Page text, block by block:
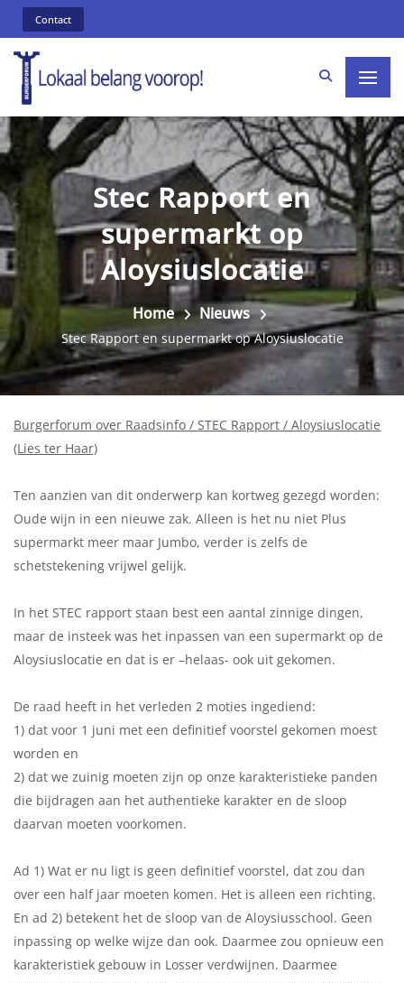
Contact
Stec Rapport en
supermarkt op
Aloysiuslocatie
Home Nieuws
Stec Rapport en supermarkt op Aloysiuslocatie
Burgerforum over Raadsinfo / STEC Rapport / Aloysiuslocatie
(Lies ter Haar)
Ten aanzien van dit onderwerp kan kortweg gezegd worden:
Oude wijn in een nieuwe zak. Alleen is het nu niet Plus
supermarkt meer maar Jumbo, verder is zelfs de
schetstekening vrijwel gelijk.
In het STEC rapport staan best een aantal zinnige dingen,
maar de insteek was het inpassen van een supermarkt op de
Aloysiuslocatie en dat is er –helaas- ook uit gekomen.
De raad heeft in het verleden 2 moties ingediend:
1) dat voor 1 juni met een definitief voorstel gekomen moest
worden en
2) dat we zuinig moeten zijn op onze karakteristieke panden
die bijdragen aan het authentieke karakter en de sloop
daarvan moeten voorkomen.
Ad 1) Wat er nu ligt is geen definitief voorstel, dat zou dan
over een half jaar moeten komen. Het is alleen een richting.
En ad 2) betekent het de sloop van de Aloysiusschool. Geen
inpassing op welke wijze dan ook. Daarmee zou opnieuw een
karakteristiek gebouw in Losser verdwijnen. Daarmee